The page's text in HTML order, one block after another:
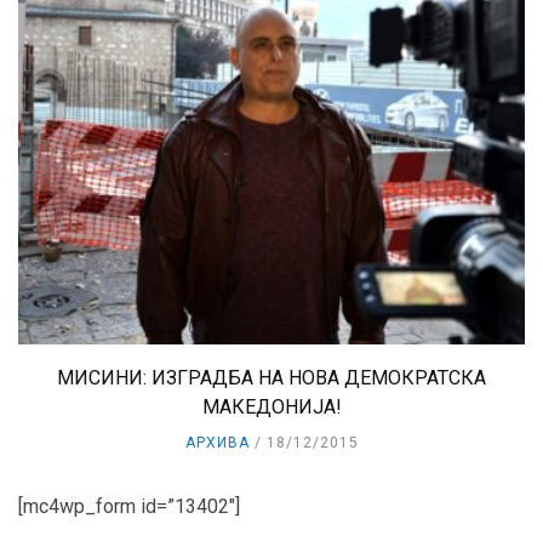
МИСИНИ: ИЗГРАДБА НА НОВА ДЕМОКРАТСКА
МАКЕДОНИЈА!
АРХИВА 18/12/2015
[mc4wp_form id=”13402″]